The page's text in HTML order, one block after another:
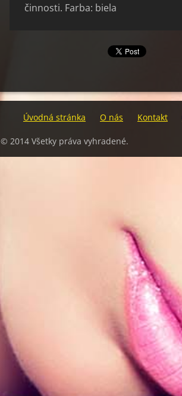
činnosti. Farba: biela
Úvodná stránka O nás Kontakt
© 2014 Všetky práva vyhradené.